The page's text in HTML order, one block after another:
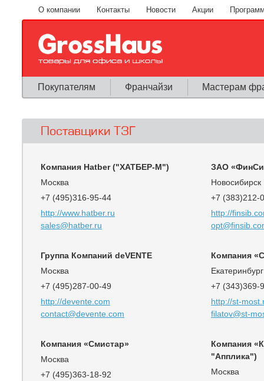
Перейти к основному содержанию
О компании Контакты Новости Акции
Покупателям Франчайзи Мастерам
Поставщики ТЗГ
Компания Hatber ("ХАТБЕР-М")
Москва
+7 (495)316-95-44
http://www.hatber.ru
sales@hatber.ru
ЗАО
Новосибирск
+7 (383)212-
http://
Группа Компаний deVENTE
Москва
+7 (495)287-00-49
http://devente.com
contact@devente.com
Компания
Екатеринбург
+7 (343)369-
http://st-
filatov@st-
Компания «Смистар»
Москва
+7 (495)363-18-92
Компания
"Апплика")
Москва